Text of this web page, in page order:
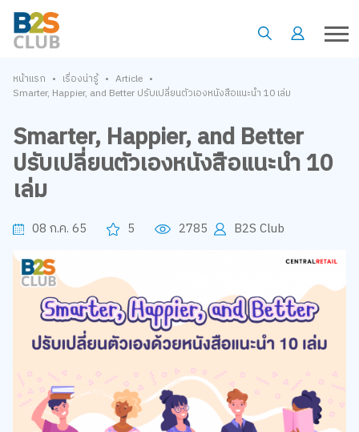
หน้าแรก • เรื่องน่ารู้ • Article •
Smarter, Happier, and Better ปรับเปลี่ยนตัวเองหนังสือแนะนำ 10 เล่ม
Smarter, Happier, and Better
ปรับเปลี่ยนตัวเองหนังสือแนะนำ 10
เล่ม
08 ก.ค. 65 5 2785 B2S Club